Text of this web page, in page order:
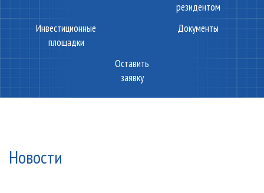
резидентом
Инвестиционные
площадки
Документы
Оставить
заявку
Новости